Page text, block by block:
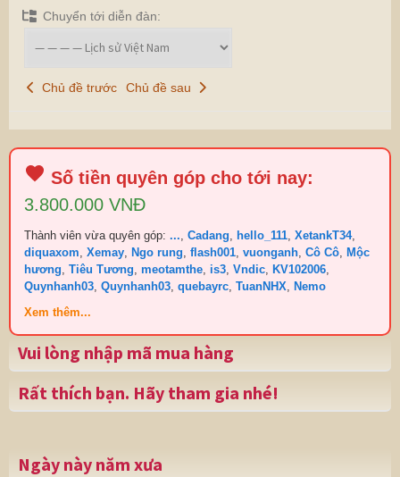
Chuyển tới diễn đàn:
Chủ đề trước Chủ đề sau
Số tiền quyên góp cho tới nay:
3.800.000 VNĐ
Thành viên vừa quyên góp: ..., Cadang, hello_111, XetankT34,
diquaxom, Xemay, Ngo rung, flash001, vuonganh, Cô Cô, Mộc
hương, Tiêu Tương, meotamthe, is3, Vndic, KV102006,
Quynhanh03, Quynhanh03, quebayrc, TuanNHX, Nemo
Xem thêm...
Vui lòng nhập mã mua hàng
Rất thích bạn. Hãy tham gia nhé!
Ngày này năm xưa